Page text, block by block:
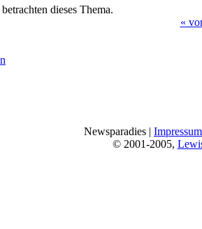
dieses Thema.
«
Newsparadies | Impressum
© 2001-2005,